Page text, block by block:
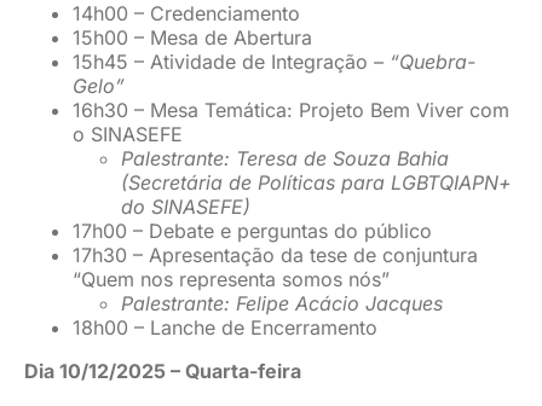
14h00 – Credenciamento
15h00 – Mesa de Abertura
15h45 – Atividade de Integração – “Quebra-
Gelo”
16h30 – Mesa Temática: Projeto Bem Viver com
o SINASEFE
Palestrante: Teresa de Souza Bahia
(Secretária de Políticas para LGBTQIAPN+
do SINASEFE)
17h00 – Debate e perguntas do público
17h30 – Apresentação da tese de conjuntura
“Quem nos representa somos nós”
Palestrante: Felipe Acácio Jacques
18h00 – Lanche de Encerramento
Dia 10/12/2025 – Quarta-feira